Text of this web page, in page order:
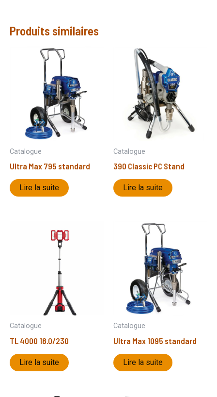
Produits similaires
Catalogue
Ultra Max 795 standard
Lire la suite
Catalogue
390 Classic PC Stand
Lire la suite
Catalogue
TL 4000 18.0/230
Lire la suite
Catalogue
Ultra Max 1095 standard
Lire la suite